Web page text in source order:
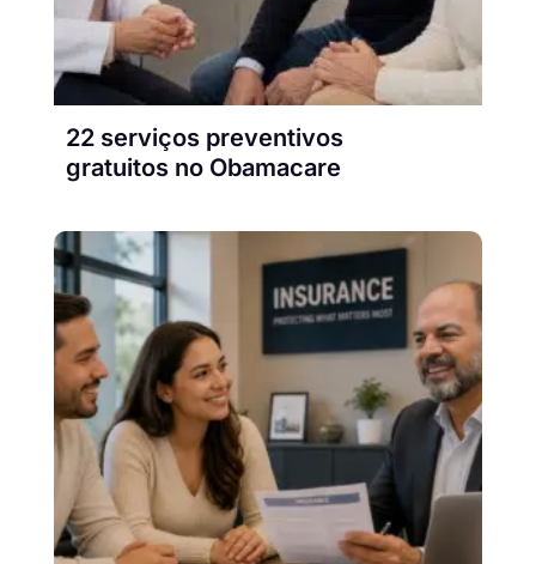
22 serviços preventivos
gratuitos no Obamacare